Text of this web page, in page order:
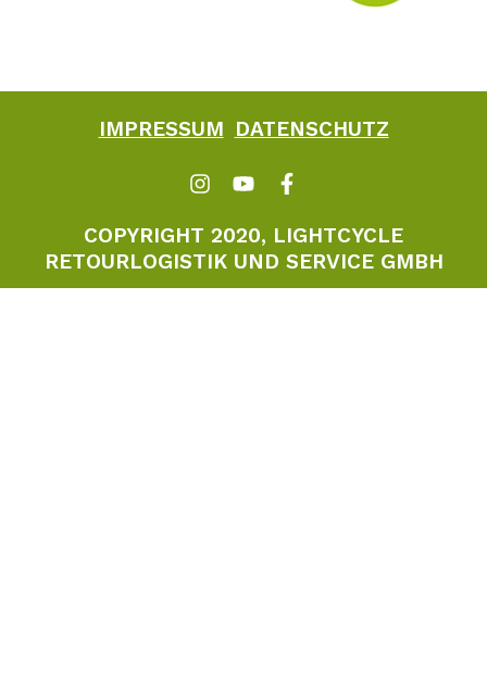
IMPRESSUM DATENSCHUTZ
COPYRIGHT 2020, LIGHTCYCLE
RETOURLOGISTIK UND SERVICE GMBH